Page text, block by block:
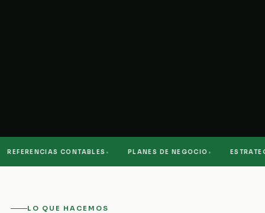
CONTABLES· PLANES DE NEGOCIO·
LO QUE HACEMOS